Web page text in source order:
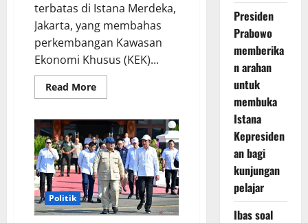
terbatas di Istana Merdeka,
Jakarta, yang membahas
perkembangan Kawasan
Ekonomi Khusus (KEK)...
Read MoreRead
more
Menggelar
Rapat
KEK:
Investasi
Tembus
Rp
90
Triliun,
Tenaga
Kerja
Politik
Presiden
Prabowo
memberika
n arahan
untuk
membuka
Istana
Kepresiden
an bagi
kunjungan
pelajar
Ibas soal